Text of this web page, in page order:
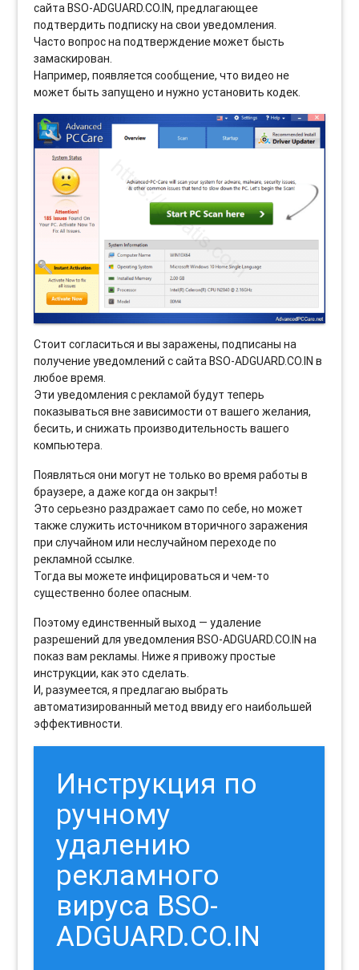
сайта BSO-ADGUARD.CO.IN, предлагающее
подтвердить подписку на свои уведомления.
Часто вопрос на подтверждение может бысть
замаскирован.
Например, появляется сообщение, что видео не
может быть запущено и нужно установить кодек.
Стоит согласиться и вы заражены, подписаны на
получение уведомлений с сайта BSO-ADGUARD.CO.IN в
любое время.
Эти уведомления с рекламой будут теперь
показываться вне зависимости от вашего желания,
бесить, и снижать производительность вашего
компьютера.
Появляться они могут не только во время работы в
браузере, а даже когда он закрыт!
Это серьезно раздражает само по себе, но может
также служить источником вторичного заражения
при случайном или неслучайном переходе по
рекламной ссылке.
Тогда вы можете инфицироваться и чем-то
существенно более опасным.
Поэтому единственный выход — удаление
разрешений для уведомления BSO-ADGUARD.CO.IN на
показ вам рекламы. Ниже я привожу простые
инструкции, как это сделать.
И, разумеется, я предлагаю выбрать
автоматизированный метод ввиду его наибольшей
эффективности.
Инструкция по
ручному
удалению
рекламного
вируса BSO-
ADGUARD.CO.IN